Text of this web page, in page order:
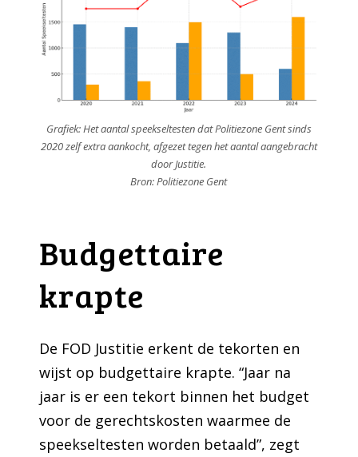
Grafiek: Het aantal speekseltesten dat Politiezone Gent sinds
2020 zelf extra aankocht, afgezet tegen het aantal aangebracht
door Justitie.
Bron: Politiezone Gent
Budgettaire
krapte
De FOD Justitie erkent de tekorten en
wijst op budgettaire krapte. “Jaar na
jaar is er een tekort binnen het budget
voor de gerechtskosten waarmee de
speekseltesten worden betaald”, zegt